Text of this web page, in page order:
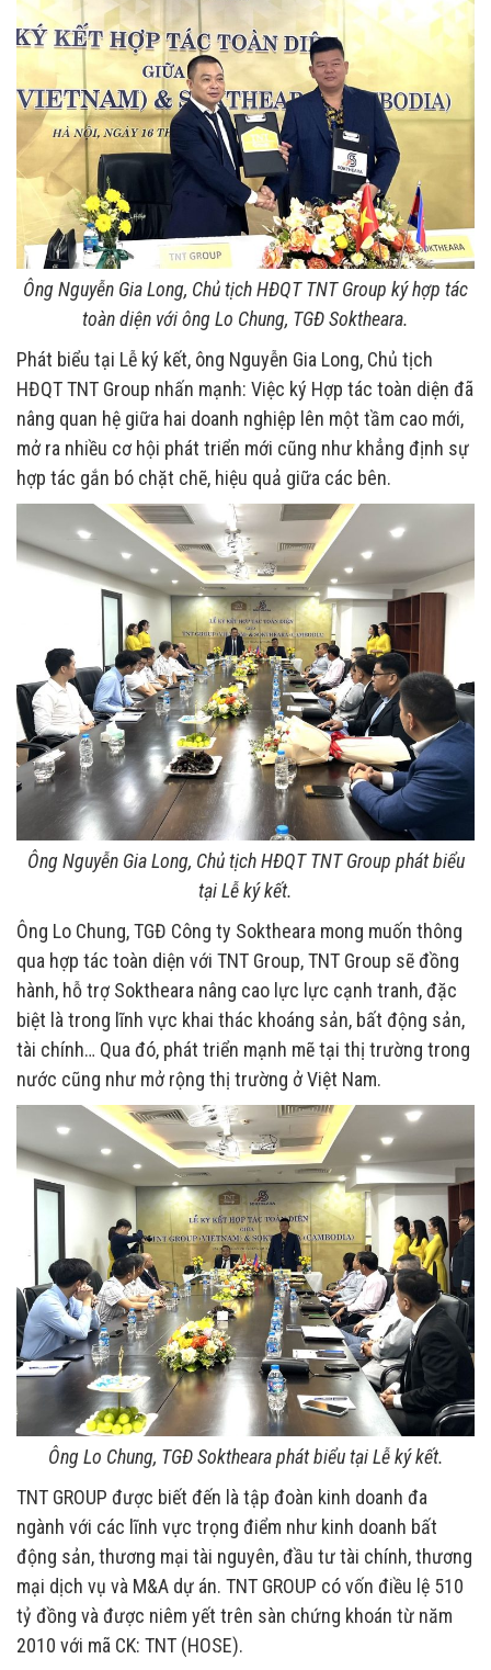
Ông Nguyễn Gia Long, Chủ tịch HĐQT TNT Group ký hợp tác
toàn diện với ông Lo Chung, TGĐ Soktheara.
Phát biểu tại Lễ ký kết, ông Nguyễn Gia Long, Chủ tịch
HĐQT TNT Group nhấn mạnh: Việc ký Hợp tác toàn diện đã
nâng quan hệ giữa hai doanh nghiệp lên một tầm cao mới,
mở ra nhiều cơ hội phát triển mới cũng như khẳng định sự
hợp tác gắn bó chặt chẽ, hiệu quả giữa các bên.
Ông Nguyễn Gia Long, Chủ tịch HĐQT TNT Group phát biểu
tại Lễ ký kết.
Ông Lo Chung, TGĐ Công ty Soktheara mong muốn thông
qua hợp tác toàn diện với TNT Group, TNT Group sẽ đồng
hành, hỗ trợ Soktheara nâng cao lực lực cạnh tranh, đặc
biệt là trong lĩnh vực khai thác khoáng sản, bất động sản,
tài chính… Qua đó, phát triển mạnh mẽ tại thị trường trong
nước cũng như mở rộng thị trường ở Việt Nam.
Ông Lo Chung, TGĐ Soktheara phát biểu tại Lễ ký kết.
TNT GROUP được biết đến là tập đoàn kinh doanh đa
ngành với các lĩnh vực trọng điểm như kinh doanh bất
động sản, thương mại tài nguyên, đầu tư tài chính, thương
mại dịch vụ và M&A dự án. TNT GROUP có vốn điều lệ 510
tỷ đồng và được niêm yết trên sàn chứng khoán từ năm
2010 với mã CK: TNT (HOSE).